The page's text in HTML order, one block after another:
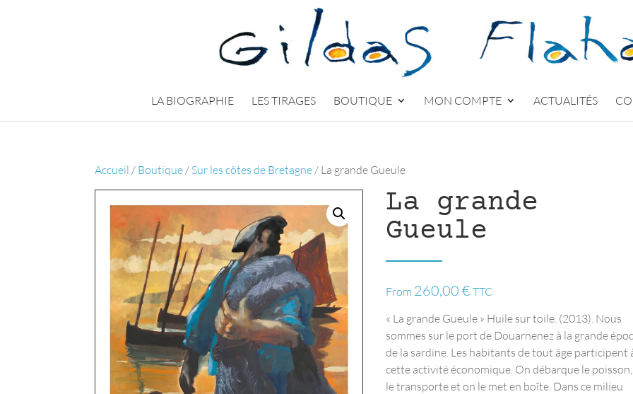
LA BIOGRAPHIE LES TIRAGES BOUTIQUE MON COMPTE ACTUALITÉS
Accueil / Boutique/ Sur les côtes de Bretagne/ La grande Gueule
La grande
Gueule
From 260,00€ TTC
« La grande Gueule » Huile sur toile. (2013). Nous
sommes sur le port de Douarnenez à la grande
de la sardine. Les habitants de tout âge participent
cette activité économique. On débarque le
le transporte et on le met en boîte. Dans ce milieu